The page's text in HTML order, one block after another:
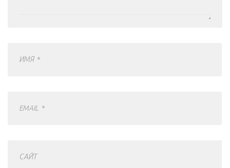
ИМЯ *
EMAIL *
САЙТ